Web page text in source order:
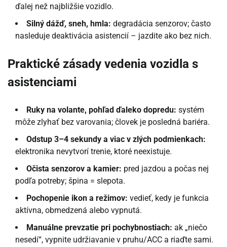
ďalej než najbližšie vozidlo.
Silný dážď, sneh, hmla: degradácia senzorov; často
nasleduje deaktivácia asistencií – jazdite ako bez nich.
Praktické zásady vedenia vozidla s
asistenciami
Ruky na volante, pohľad ďaleko dopredu: systém
môže zlyhať bez varovania; človek je posledná bariéra.
Odstup 3–4 sekundy a viac v zlých podmienkach:
elektronika nevytvorí trenie, ktoré neexistuje.
Očista senzorov a kamier: pred jazdou a počas nej
podľa potreby; špina = slepota.
Pochopenie ikon a režimov: vedieť, kedy je funkcia
aktívna, obmedzená alebo vypnutá.
Manuálne prevzatie pri pochybnostiach: ak „niečo
nesedí“, vypnite udržiavanie v pruhu/ACC a riaďte sami.